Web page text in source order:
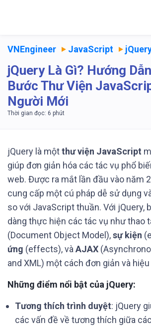
VNEngineer JavaScript
jQuery Là Gì? Hướng
Bước Thư Viện
Người Mới
jQuery là mộtthư viện JavaScript
giúp đơn giản hóa các tác vụ phổ
web. Được ra mắt lần đầu vào năm
cung cấp một cú pháp dễ sử dụng
so với JavaScript thuần. Với jQuery,
dàng thực hiện các tác vụ như thao
(Document Object Model),sự kiện
ứng (effects), và AJAX
and XML) một cách đơn giản và hiệu
Những điểm nổi bật của jQuery:
Tương thích trình duyệt: jQuery
các vấn đề về tương thích giữa